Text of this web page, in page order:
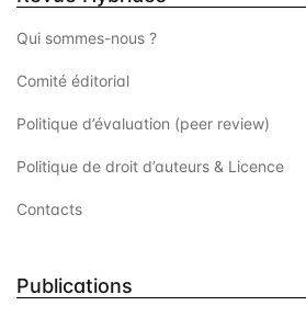
Qui sommes-nous ?
Comité éditorial
Politique d’évaluation (peer review)
Politique de droit d’auteurs & Licence
Contacts
Publications